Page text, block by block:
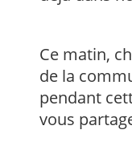
Ce matin,
de la
pendant
vous